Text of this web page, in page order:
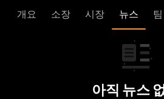
개요 소장 시장 뉴스
아직 뉴스